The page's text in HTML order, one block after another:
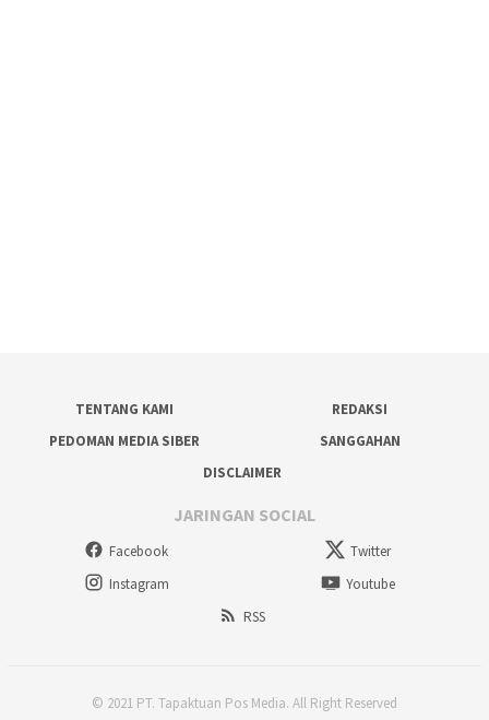
TENTANG KAMI
REDAKSI
PEDOMAN MEDIA SIBER
SANGGAHAN
DISCLAIMER
JARINGAN SOCIAL
Facebook
Twitter
Instagram
Youtube
RSS
© 2021 PT. Tapaktuan Pos Media. All Right Reserved